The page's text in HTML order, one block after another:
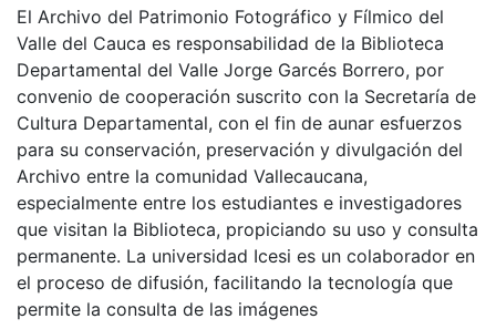
El Archivo del Patrimonio Fotográfico y Fílmico del
Valle del Cauca es responsabilidad de la Biblioteca
Departamental del Valle Jorge Garcés Borrero, por
convenio de cooperación suscrito con la Secretaría de
Cultura Departamental, con el fin de aunar esfuerzos
para su conservación, preservación y divulgación del
Archivo entre la comunidad Vallecaucana,
especialmente entre los estudiantes e investigadores
que visitan la Biblioteca, propiciando su uso y consulta
permanente. La universidad Icesi es un colaborador en
el proceso de difusión, facilitando la tecnología que
permite la consulta de las imágenes